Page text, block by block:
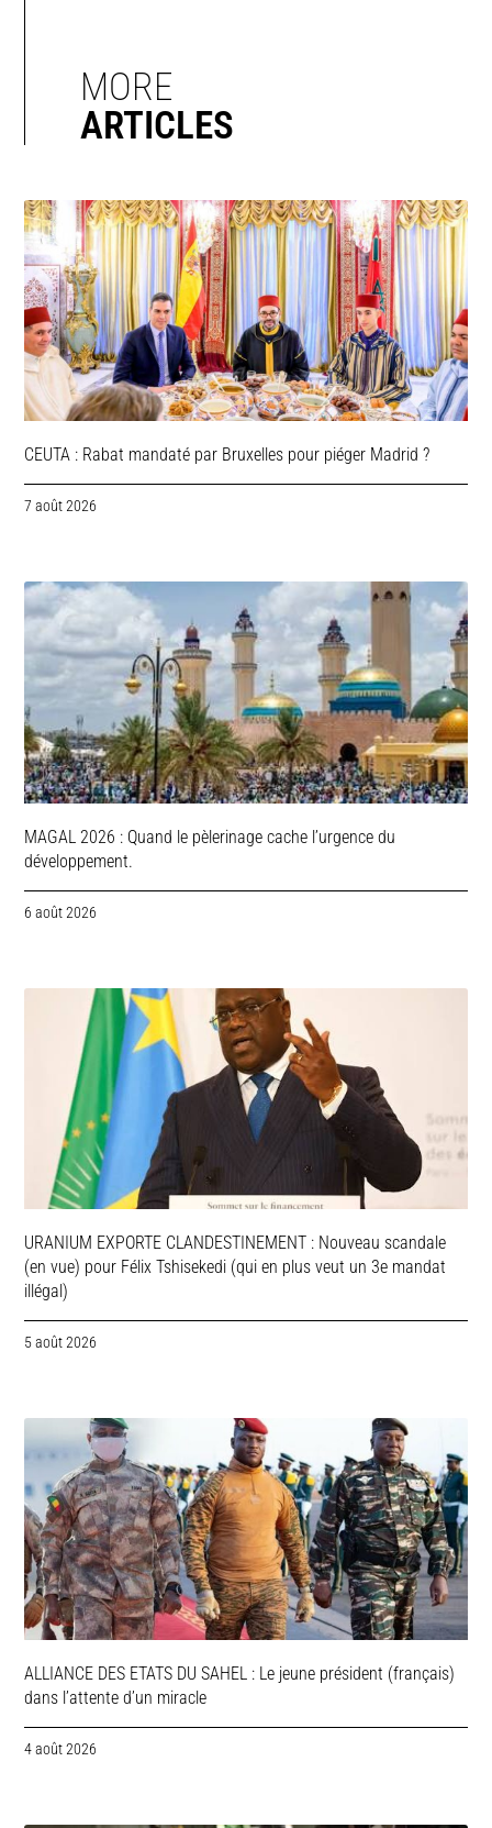
MORE
ARTICLES
CEUTA : Rabat mandaté par Bruxelles pour piéger Madrid ?
7 août 2026
MAGAL 2026 : Quand le pèlerinage cache l’urgence du
développement.
6 août 2026
URANIUM EXPORTE CLANDESTINEMENT : Nouveau scandale
(en vue) pour Félix Tshisekedi (qui en plus veut un 3e mandat
illégal)
5 août 2026
ALLIANCE DES ETATS DU SAHEL : Le jeune président (français)
dans l’attente d’un miracle
4 août 2026